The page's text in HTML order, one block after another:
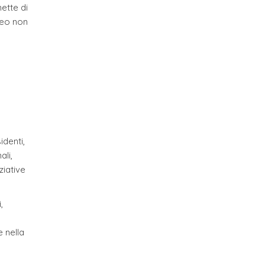
di
non
nella